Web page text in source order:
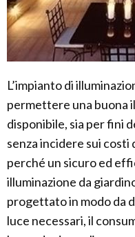
L’impianto di
permettere una buona
disponibile, sia per fini
senza incidere sui
perché un sicuro ed
illuminazione da
progettato in modo da
luce necessari, il